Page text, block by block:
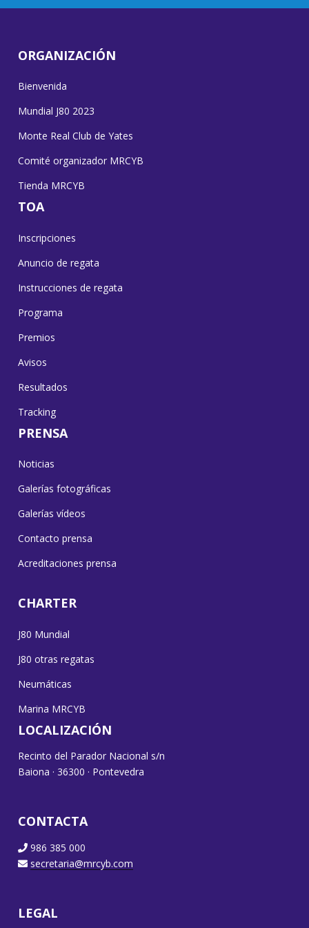
ORGANIZACIÓN
Bienvenida
Mundial J80 2023
Monte Real Club de Yates
Comité organizador MRCYB
Tienda MRCYB
TOA
Inscripciones
Anuncio de regata
Instrucciones de regata
Programa
Premios
Avisos
Resultados
Tracking
PRENSA
Noticias
Galerías fotográficas
Galerías vídeos
Contacto prensa
Acreditaciones prensa
CHARTER
J80 Mundial
J80 otras regatas
Neumáticas
Marina MRCYB
LOCALIZACIÓN
Recinto del Parador Nacional s/n
Baiona · 36300 · Pontevedra
CONTACTA
986 385 000
secretaria@mrcyb.com
LEGAL